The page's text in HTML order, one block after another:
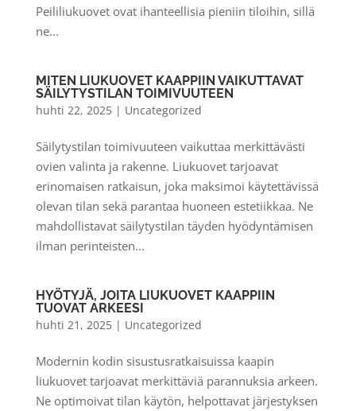
Peililiukuovet ovat ihanteellisia pieniin tiloihin, sillä
ne...
MITEN LIUKUOVET KAAPPIIN VAIKUTTAVAT
SÄILYTYSTILAN TOIMIVUUTEEN
huhti 22, 2025| Uncategorized
Säilytystilan toimivuuteen vaikuttaa merkittävästi
ovien valinta ja rakenne. Liukuovet tarjoavat
erinomaisen ratkaisun, joka maksimoi käytettävissä
olevan tilan sekä parantaa huoneen estetiikkaa. Ne
mahdollistavat säilytystilan täyden hyödyntämisen
ilman perinteisten...
HYÖTYJÄ, JOITA LIUKUOVET KAAPPIIN
TUOVAT ARKEESI
huhti 21, 2025| Uncategorized
Modernin kodin sisustusratkaisuissa kaapin
liukuovet tarjoavat merkittäviä parannuksia arkeen.
Ne optimoivat tilan käytön, helpottavat järjestyksen